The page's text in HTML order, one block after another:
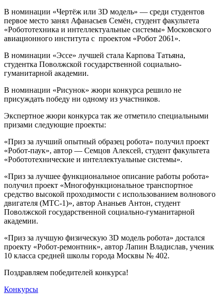
В номинации «Чертёж или 3D модель» — среди студентов
первое место занял Афанасьев Семён, студент факультета
«Робототехника и интеллектуальные системы» Московского
авиационного института с проектом «Робот 2061».
В номинации «Эссе» лучшей стала Карпова Татьяна,
студентка Поволжской государственной социально-
гуманитарной академии.
В номинации «Рисунок» жюри конкурса решило не
присуждать победу ни одному из участников.
Экспертное жюри конкурса так же отметило специальными
призами следующие проекты:
«Приз за лучший опытный образец робота» получил проект
«Робот-паук», автор — Семцов Алексей, студент факультета
«Робототехнические и интеллектуальные системы».
«Приз за лучшее функциональное описание работы робота»
получил проект «Многофункциональное транспортное
средство высокой проходимости с использованием волнового
двигателя (МТС-1)», автор Ананьев Антон, студент
Поволжской государственной социально-гуманитарной
академии.
«Приз за лучшую физическую 3D модель робота» достался
проекту «Робот-ремонтник», автор Лапин Владислав, ученик
10 класса средней школы города Москвы № 402.
Поздравляем победителей конкурса!
Конкурсы